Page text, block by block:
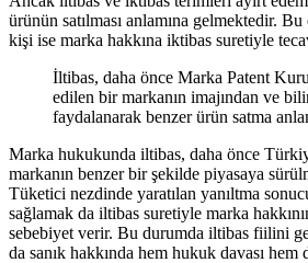
ürünün satılması anlamına gelmektedir.
kişi ise marka hakkına iktibas suretiyle
İltibas, daha önce Marka Patent
edilen bir markanın imajından ve
faydalanarak benzer ürün satma
Marka hukukunda iltibas, daha önce
markanın benzer bir şekilde piyasaya
Tüketici nezdinde yaratılan yanıltma
sağlamak da iltibas suretiyle marka
sebebiyet verir. Bu durumda iltibas fiilini
da sanık hakkında hem hukuk davası hem